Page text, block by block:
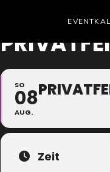
SO
08
AUG.
Zeit